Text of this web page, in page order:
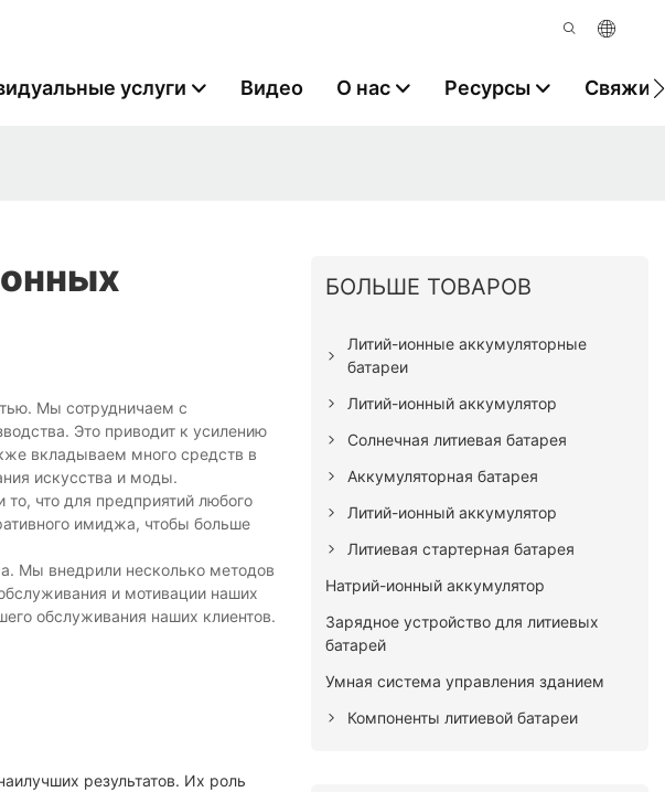
услуги Видео О нас Ресурсы
Мы сотрудничаем с
Это приводит к усилению
вкладываем много средств в
искусства и моды.
что для предприятий любого
имиджа, чтобы больше
Мы внедрили несколько методов
и мотивации наших
обслуживания наших клиентов.
результатов. Их роль
БОЛЬШЕ ТОВАРОВ
Литий-ионные аккумуляторные
батареи
Литий-ионный аккумулятор
Солнечная литиевая батарея
Аккумуляторная батарея
Литий-ионный аккумулятор
Литиевая стартерная батарея
Натрий-ионный аккумулятор
Зарядное устройство для литиевых
батарей
Умная система управления зданием
Компоненты литиевой батареи